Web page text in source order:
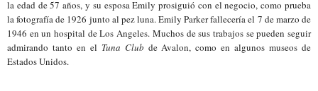
la edad de 57 años, y su esposa Emily prosiguió con el negocio, como prueba
la fotografía de 1926 junto al pez luna. Emily Parker fallecería el 7 de marzo de
1946 en un hospital de Los Angeles. Muchos de sus trabajos se pueden seguir
admirando tanto en el Tuna Club de Avalon, como en algunos museos de
Estados Unidos.